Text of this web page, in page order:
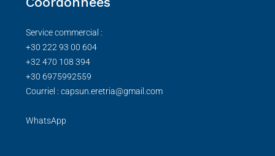
Service commercial :
+30 222 93 00 604
+32 470 108 394
+30 6975992559
Courriel : capsun.eretria@gmail.com
WhatsApp